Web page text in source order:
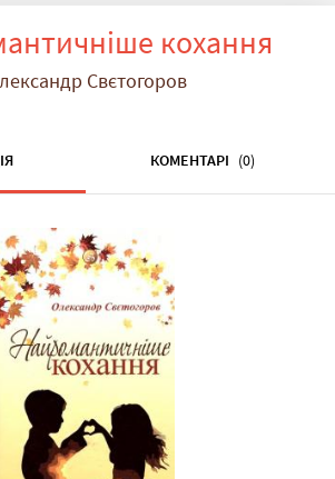
кохання
Свєтогоров
КОМЕНТАРІ (0)